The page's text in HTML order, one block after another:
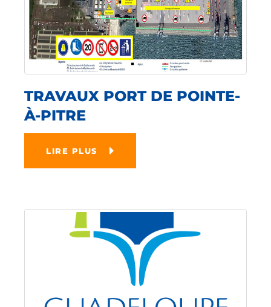
TRAVAUX PORT DE POINTE-
À-PITRE
LIRE PLUS